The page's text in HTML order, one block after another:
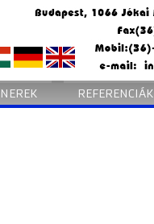
REFERENCIÁK